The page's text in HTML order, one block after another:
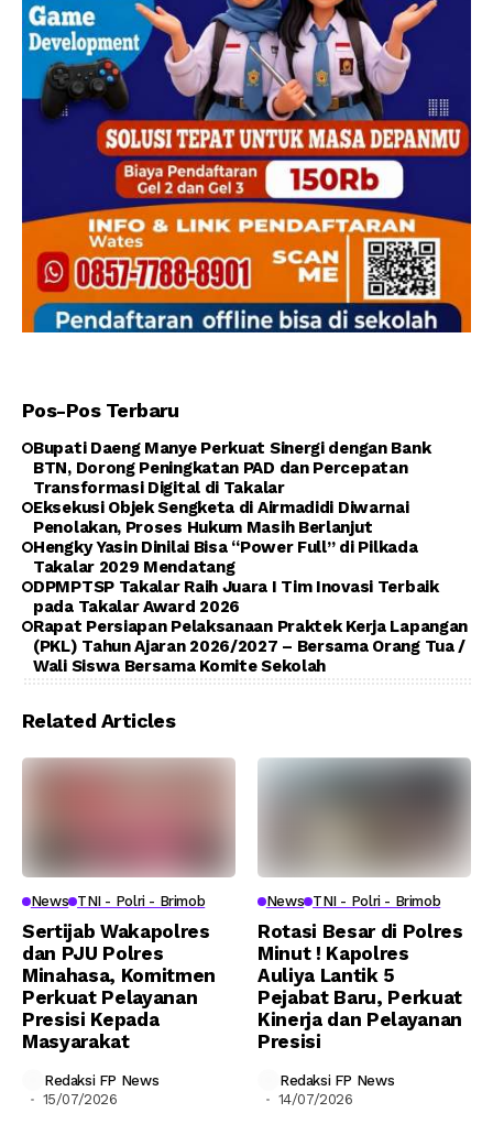
Pos-Pos Terbaru
Bupati Daeng Manye Perkuat Sinergi dengan Bank
BTN, Dorong Peningkatan PAD dan Percepatan
Transformasi Digital di Takalar
Eksekusi Objek Sengketa di Airmadidi Diwarnai
Penolakan, Proses Hukum Masih Berlanjut
Hengky Yasin Dinilai Bisa “Power Full” di Pilkada
Takalar 2029 Mendatang
DPMPTSP Takalar Raih Juara I Tim Inovasi Terbaik
pada Takalar Award 2026
Rapat Persiapan Pelaksanaan Praktek Kerja Lapangan
(PKL) Tahun Ajaran 2026/2027 – Bersama Orang Tua /
Wali Siswa Bersama Komite Sekolah
Related Articles
News TNI - Polri - Brimob
Sertijab Wakapolres
dan PJU Polres
Minahasa, Komitmen
Perkuat Pelayanan
Presisi Kepada
Masyarakat
Redaksi FP News
15/07/2026
News TNI - Polri - Brimob
Rotasi Besar di Polres
Minut ! Kapolres
Auliya Lantik 5
Pejabat Baru, Perkuat
Kinerja dan Pelayanan
Presisi
Redaksi FP News
14/07/2026